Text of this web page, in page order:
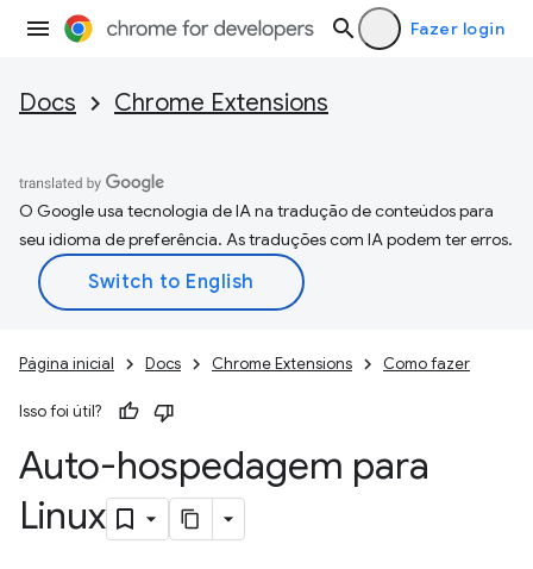
Fazer login
Docs Chrome Extensions
O Google usa tecnologia de IA na tradução de conteúdos para
seu idioma de preferência. As traduções com IA podem ter erros.
Página inicial Docs Chrome Extensions Como fazer
Isso foi útil?
Auto-hospedagem para
Linux